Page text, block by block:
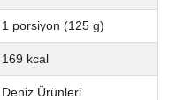
1 porsiyon (125 g)
169 kcal
Deniz Ürünleri